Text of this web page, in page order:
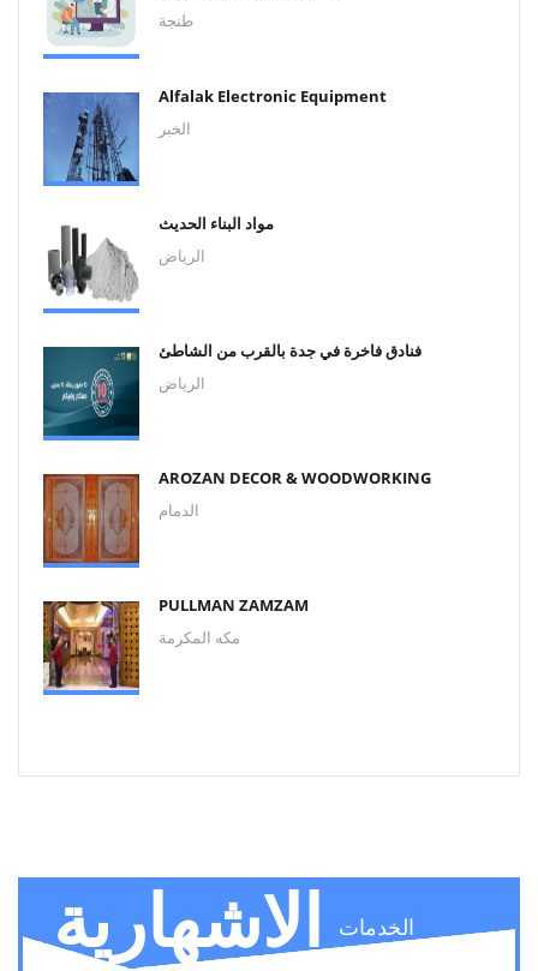
طنجة
Alfalak Electronic Equipment
الخبر
مواد البناء الحديث
الرياض
فنادق فاخرة في جدة بالقرب من الشاطئ
الرياض
AROZAN DECOR & WOODWORKING
الدمام
PULLMAN ZAMZAM
مكه المكرمة
الاشهارية الخدمات